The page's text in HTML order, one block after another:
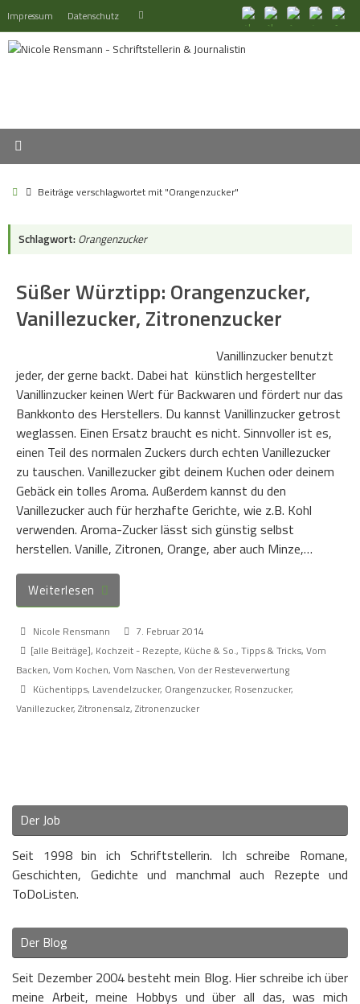
Inhalt
springen
Impressum Datenschutz Suchen
StartBeiträge verschlagwortet mit "Orangenzucker"
Schlagwort: Orangenzucker
Süßer Würztipp: Orangenzucker,
Vanillezucker, Zitronenzucker
Vanillinzucker benutzt
jeder, der gerne backt. Dabei hat künstlich hergestellter
Vanillinzucker keinen Wert für Backwaren und fördert nur das
Bankkonto des Herstellers. Du kannst Vanillinzucker getrost
weglassen. Einen Ersatz braucht es nicht. Sinnvoller ist es,
einen Teil des normalen Zuckers durch echten Vanillezucker
zu tauschen. Vanillezucker gibt deinem Kuchen oder deinem
Gebäck ein tolles Aroma. Außerdem kannst du den
Vanillezucker auch für herzhafte Gerichte, wie z.B. Kohl
verwenden. Aroma-Zucker lässt sich günstig selbst
herstellen. Vanille, Zitronen, Orange, aber auch Minze,…
Weiterlesen
Nicole Rensmann
7. Februar 2014
[alle Beiträge], Kochzeit - Rezepte, Küche & So., Tipps & Tricks, Vom
Backen, Vom Kochen, Vom Naschen, Von der Resteverwertung
Küchentipps, Lavendelzucker, Orangenzucker, Rosenzucker,
Vanillezucker, Zitronensalz, Zitronenzucker
Der Job
Seit 1998 bin ich Schriftstellerin. Ich schreibe Romane,
Geschichten, Gedichte und manchmal auch Rezepte und
ToDoListen.
Der Blog
Seit Dezember 2004 besteht mein Blog. Hier schreibe ich über
meine Arbeit, meine Hobbys und über all das, was mich